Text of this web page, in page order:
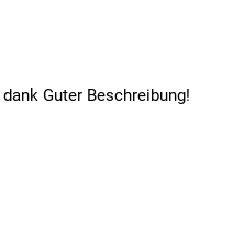
Guter Beschreibung!